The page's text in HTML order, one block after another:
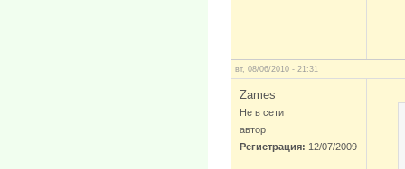
вт, 08/06/2010 - 21:31
Zames
Не в сети
автор
Регистрация: 12/07/2009